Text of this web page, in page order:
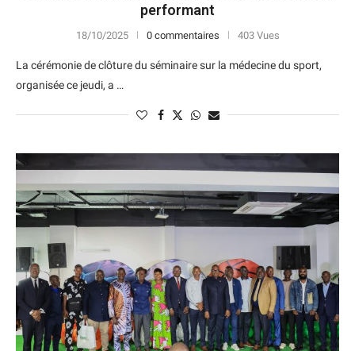
performant
18/10/2025 0 commentaires 403 Vues
La cérémonie de clôture du séminaire sur la médecine du sport,
organisée ce jeudi, a …